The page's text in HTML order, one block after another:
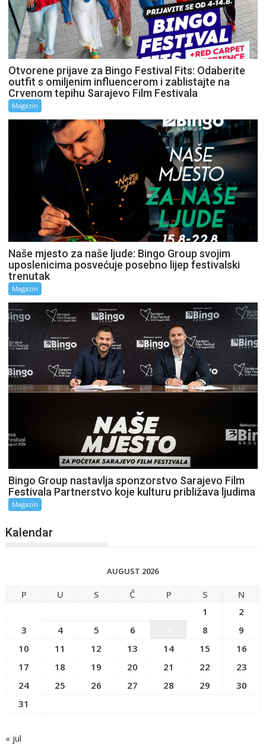
Otvorene prijave za Bingo Festival Fits: Odaberite
outfit s omiljenim influencerom i zablistajte na
Crvenom tepihu Sarajevo Film Festivala
Magazin
Naše mjesto za naše ljude: Bingo Group svojim
uposlenicima posvećuje posebno lijep festivalski
trenutak
Magazin
Bingo Group nastavlja sponzorstvo Sarajevo Film
Festivala Partnerstvo koje kulturu približava ljudima
Magazin
Kalendar
AUGUST 2026
P U S Č P S
N
1
2
3
4 5 6 8
9
10
11 12 13 14 15
16
17
18 19 20 21 22
23
24
25 26 27 28 29
30
31
« jul